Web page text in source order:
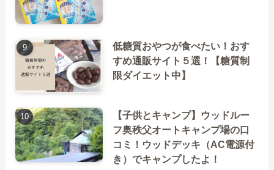
低糖質おやつが食べたい！おす
すめ通販サイト５選！【糖質制
限ダイエット中】
【子供とキャンプ】ウッドルー
フ奥秩父オートキャンプ場の口
コミ！ウッドデッキ（AC電源付
き）でキャンプしたよ！